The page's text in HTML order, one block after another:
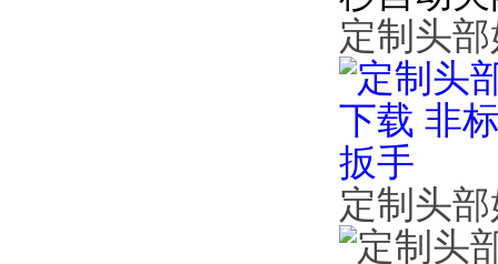
定制头
定制头